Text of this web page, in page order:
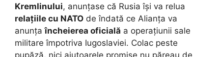
Kremlinului, anunțase că Rusia își va relua
relațiile cu NATO de îndată ce Alianța va
anunțaîncheierea oficială a operațiunii sale
militare împotriva Iugoslaviei. Colac peste